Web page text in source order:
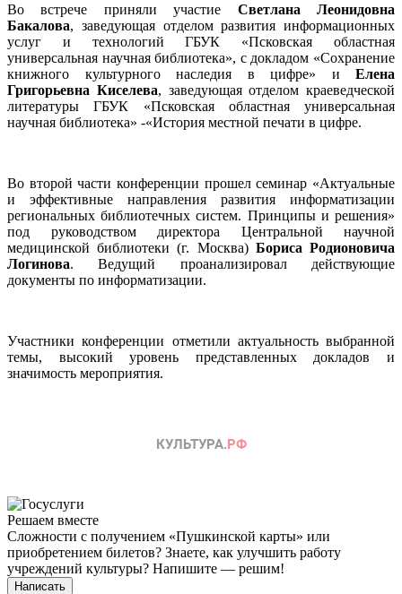
Во встрече приняли участие Светлана Леонидовна
Бакалова, заведующая отделом развития информационных
услуг и технологий ГБУК «Псковская областная
универсальная научная библиотека», с докладом «Сохранение
книжного культурного наследия в цифре» и Елена
Григорьевна Киселева, заведующая отделом краеведческой
литературы ГБУК «Псковская областная универсальная
научная библиотека» -«История местной печати в цифре.
Во второй части конференции прошел семинар «Актуальные
и эффективные направления развития информатизации
региональных библиотечных систем. Принципы и решения»
под руководством директора Центральной научной
медицинской библиотеки (г. Москва) Бориса Родионовича
Логинова. Ведущий проанализировал действующие
документы по информатизации.
Участники конференции отметили актуальность выбранной
темы, высокий уровень представленных докладов и
значимость мероприятия.
Решаем вместе
Сложности с получением «Пушкинской карты» или
приобретением билетов? Знаете, как улучшить работу
учреждений культуры? Напишите — решим!
Написать